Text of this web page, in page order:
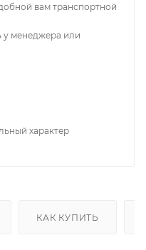
вам транспортной
у менеджера или
характер
КАК КУПИТЬ